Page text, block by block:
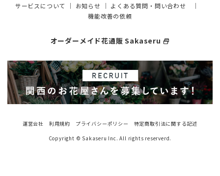
サービスについて ｜ お知らせ ｜ よくある質問・問い合わせ ｜
機能改善の依頼
オーダーメイド花通販 Sakaseru select_window
運営会社 利用規約 プライバシーポリシー
特定商取引法に関する記述
Copyright © Sakaseru Inc. All rights reserverd.